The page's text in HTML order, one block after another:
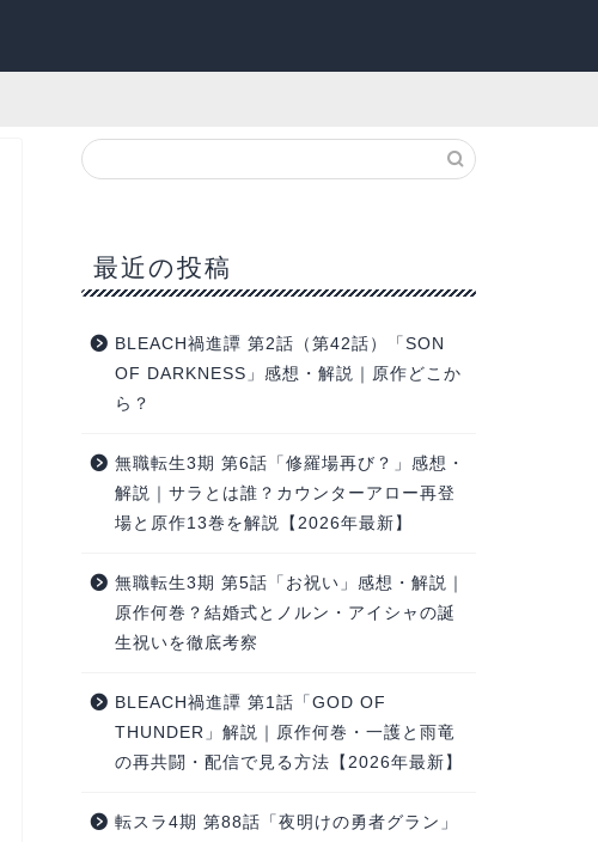
最近の投稿
BLEACH禍進譚 第2話（第42話）「SON
OF DARKNESS」感想・解説｜原作どこか
ら？
無職転生3期 第6話「修羅場再び？」感想・
解説｜サラとは誰？カウンターアロー再登
場と原作13巻を解説【2026年最新】
無職転生3期 第5話「お祝い」感想・解説｜
原作何巻？結婚式とノルン・アイシャの誕
生祝いを徹底考察
BLEACH禍進譚 第1話「GOD OF
THUNDER」解説｜原作何巻・一護と雨竜
の再共闘・配信で見る方法【2026年最新】
転スラ4期 第88話「夜明けの勇者グラン」